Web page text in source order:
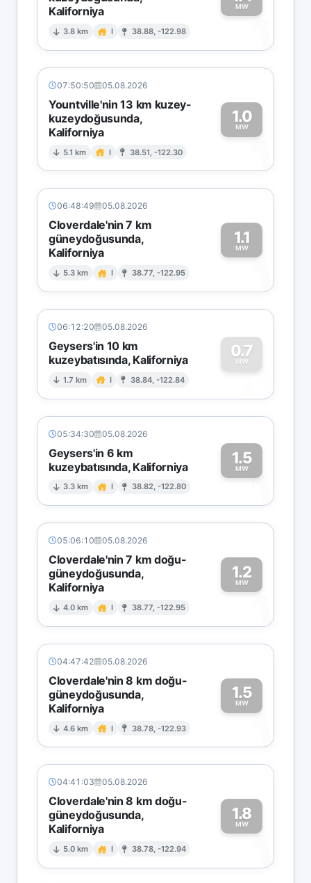
Kaliforniya
3.8 km I 38.88, -122.98
MW
1
07:50:50 05.08.2026
Yountville'nin 13 km kuzey-
kuzeydoğusunda,
Kaliforniya
5.1 km I 38.51, -122.30
1.0
MW
1
06:48:49 05.08.2026
Cloverdale'nin 7 km
güneydoğusunda,
Kaliforniya
5.3 km I 38.77, -122.95
1.1
MW
1
06:12:20 05.08.2026
Geysers'in 10 km
kuzeybatısında, Kaliforniya
1.7 km I 38.84, -122.84
0.7
MW
0
05:34:30 05.08.2026
Geysers'in 6 km
kuzeybatısında, Kaliforniya
3.3 km I 38.82, -122.80
1.5
MW1
05:06:10 05.08.2026
Cloverdale'nin 7 km doğu-
güneydoğusunda,
Kaliforniya
4.0 km I 38.77, -122.95
1.2
MW
1
04:47:42 05.08.2026
Cloverdale'nin 8 km doğu-
güneydoğusunda,
Kaliforniya
4.6 km I 38.78, -122.93
1.5
MW
1
04:41:03 05.08.2026
Cloverdale'nin 8 km doğu-
güneydoğusunda,
Kaliforniya
5.0 km I 38.78, -122.94
1.8
MW
1